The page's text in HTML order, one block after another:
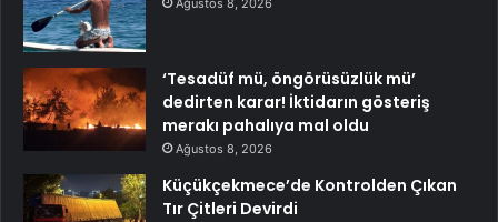
‘Tesadüf mü, öngörüsüzlük mü’
dedirten karar! İktidarın gösteriş
merakı pahalıya mal oldu
Ağustos 8, 2026
Küçükçekmece’de Kontrolden Çıkan
Tır Çitleri Devirdi